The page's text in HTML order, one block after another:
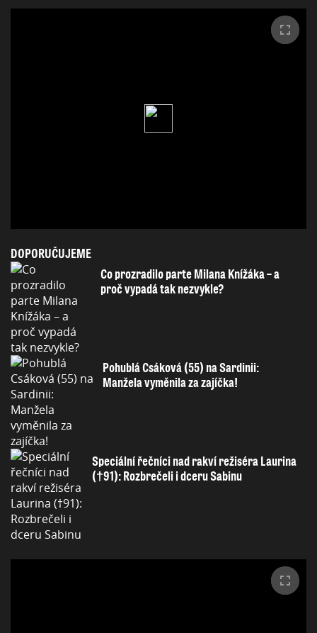
DOPORUČUJEME
Co prozradilo parte Milana Knížáka – a
proč vypadá tak nezvykle?
Pohublá Csáková (55) na Sardinii:
Manžela vyměnila za zajíčka!
Speciální řečníci nad rakví režiséra Laurina
(†91): Rozbrečeli i dceru Sabinu